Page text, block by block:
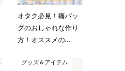
オタク必見！痛バッ
グのおしゃれな作り
方！オススメの...
グッズ＆アイテム